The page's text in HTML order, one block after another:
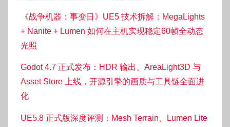
《战争机器：事变日》UE5 技术拆解：MegaLights
+ Nanite + Lumen 如何在主机实现稳定60帧全动态
光照
Godot 4.7 正式发布：HDR 输出、AreaLight3D 与
Asset Store 上线，开源引擎的画质与工具链全面进
化
UE5.8 正式版深度评测：Mesh Terrain、Lumen Lite